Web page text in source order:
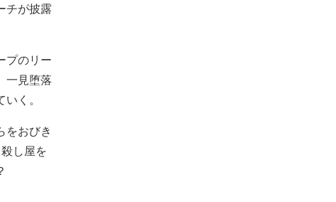
チが披露
プのリー
一見堕落
く。
をおびき
し屋を